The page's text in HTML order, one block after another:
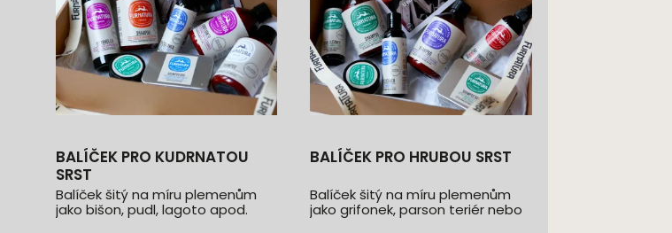
BALÍČEK PRO KUDRNATOU
SRST
Balíček šitý na míru plemenům
jako bišon, pudl, lagoto apod.
BALÍČEK PRO HRUBOU SRST
Balíček šitý na míru plemenům
jako grifonek, parson teriér nebo